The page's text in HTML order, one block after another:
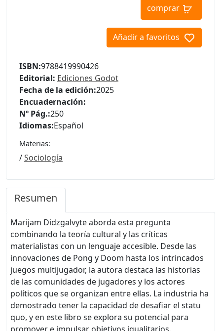
comprar
Añadir a favoritos
ISBN:9788419990426
Editorial: Ediciones Godot
Fecha de la edición:2025
Encuadernación:
Nº Pág.:250
Idiomas:Español
Materias:
/Sociología
Resumen
Marijam Didzgalvyte aborda esta pregunta
combinando la teoría cultural y las críticas
materialistas con un lenguaje accesible. Desde las
innovaciones de Pong y Doom hasta los intrincados
juegos multijugador, la autora destaca las historias
de las comunidades de jugadores y los actores
políticos que se organizan entre ellas. La industria ha
demostrado tener la capacidad de desafiar el statu
quo, y en este libro se explora su potencial para